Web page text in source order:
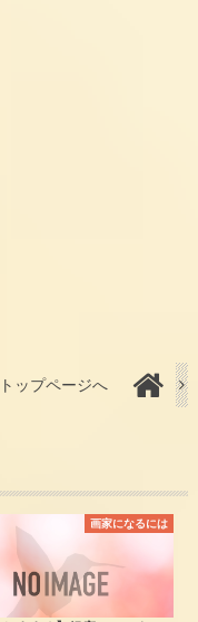
トップページへ
画家になるには